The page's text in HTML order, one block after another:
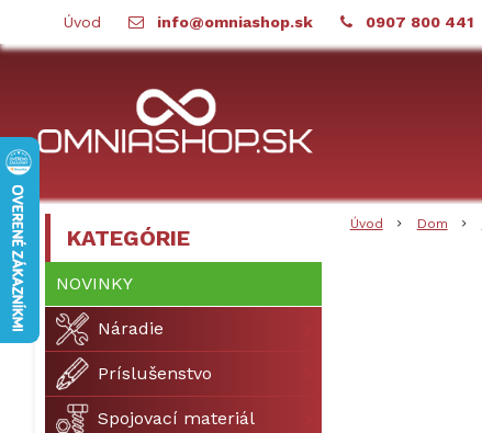
Úvod info@omniashop.sk 0907 800 441
Úvod Dom
KATEGÓRIE
NOVINKY
Náradie
Príslušenstvo
Spojovací materiál